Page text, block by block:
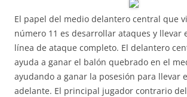
El papel del medio delantero central que
número 11 es desarrollar ataques y llevar
línea de ataque completo. El delantero
ayuda a ganar el balón quebrado en el
ayudando a ganar la posesión para llevar
adelante. El principal jugador contrario